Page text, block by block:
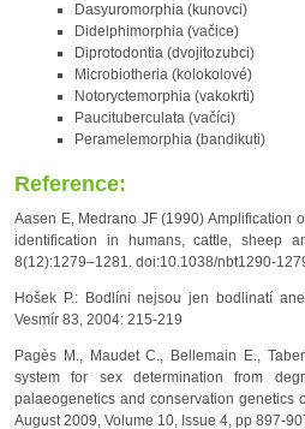
Dasyuromorphia (kunovci)
Didelphimorphia (vačice)
Diprotodontia (dvojitozubci)
Microbiotheria (kolokolové)
Notoryctemorphia (vakokrti)
Paucituberculata (vačíci)
Peramelemorphia (bandikuti)
Reference:
Aasen E, Medrano JF (1990) Amplification
identification in humans, cattle, sheep
8(12):1279–1281. doi:10.1038/nbt1290-
Hošek P.: Bodlíni nejsou jen bodlinatí
Vesmír 83, 2004: 215-219
Pagès M., Maudet C., Bellemain E.,
system for sex determination from
palaeogenetics and conservation genetics
August 2009, Volume 10, Issue 4, pp 897-